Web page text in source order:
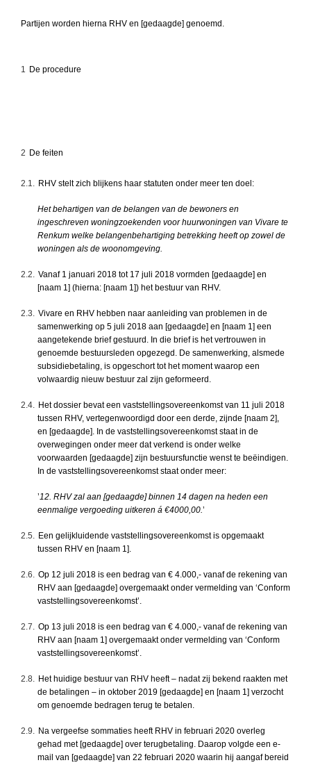
Partijen worden hierna RHV en [gedaagde] genoemd.
1 De procedure
2 De feiten
2.1. RHV stelt zich blijkens haar statuten onder meer ten doel:
Het behartigen van de belangen van de bewoners en
ingeschreven woningzoekenden voor huurwoningen van Vivare te
Renkum welke belangenbehartiging betrekking heeft op zowel de
woningen als de woonomgeving.
2.2. Vanaf 1 januari 2018 tot 17 juli 2018 vormden [gedaagde] en
[naam 1] (hierna: [naam 1]) het bestuur van RHV.
2.3. Vivare en RHV hebben naar aanleiding van problemen in de
samenwerking op 5 juli 2018 aan [gedaagde] en [naam 1] een
aangetekende brief gestuurd. In die brief is het vertrouwen in
genoemde bestuursleden opgezegd. De samenwerking, alsmede
subsidiebetaling, is opgeschort tot het moment waarop een
volwaardig nieuw bestuur zal zijn geformeerd.
2.4. Het dossier bevat een vaststellingsovereenkomst van 11 juli 2018
tussen RHV, vertegenwoordigd door een derde, zijnde [naam 2],
en [gedaagde]. In de vaststellingsovereenkomst staat in de
overwegingen onder meer dat verkend is onder welke
voorwaarden [gedaagde] zijn bestuursfunctie wenst te beëindigen.
In de vaststellingsovereenkomst staat onder meer:
’12. RHV zal aan [gedaagde] binnen 14 dagen na heden een
eenmalige vergoeding uitkeren á €4000,00.’
2.5. Een gelijkluidende vaststellingsovereenkomst is opgemaakt
tussen RHV en [naam 1].
2.6. Op 12 juli 2018 is een bedrag van € 4.000,- vanaf de rekening van
RHV aan [gedaagde] overgemaakt onder vermelding van ‘Conform
vaststellingsovereenkomst’.
2.7. Op 13 juli 2018 is een bedrag van € 4.000,- vanaf de rekening van
RHV aan [naam 1] overgemaakt onder vermelding van ‘Conform
vaststellingsovereenkomst’.
2.8. Het huidige bestuur van RHV heeft – nadat zij bekend raakten met
de betalingen – in oktober 2019 [gedaagde] en [naam 1] verzocht
om genoemde bedragen terug te betalen.
2.9. Na vergeefse sommaties heeft RHV in februari 2020 overleg
gehad met [gedaagde] over terugbetaling. Daarop volgde een e-
mail van [gedaagde] van 22 februari 2020 waarin hij aangaf bereid